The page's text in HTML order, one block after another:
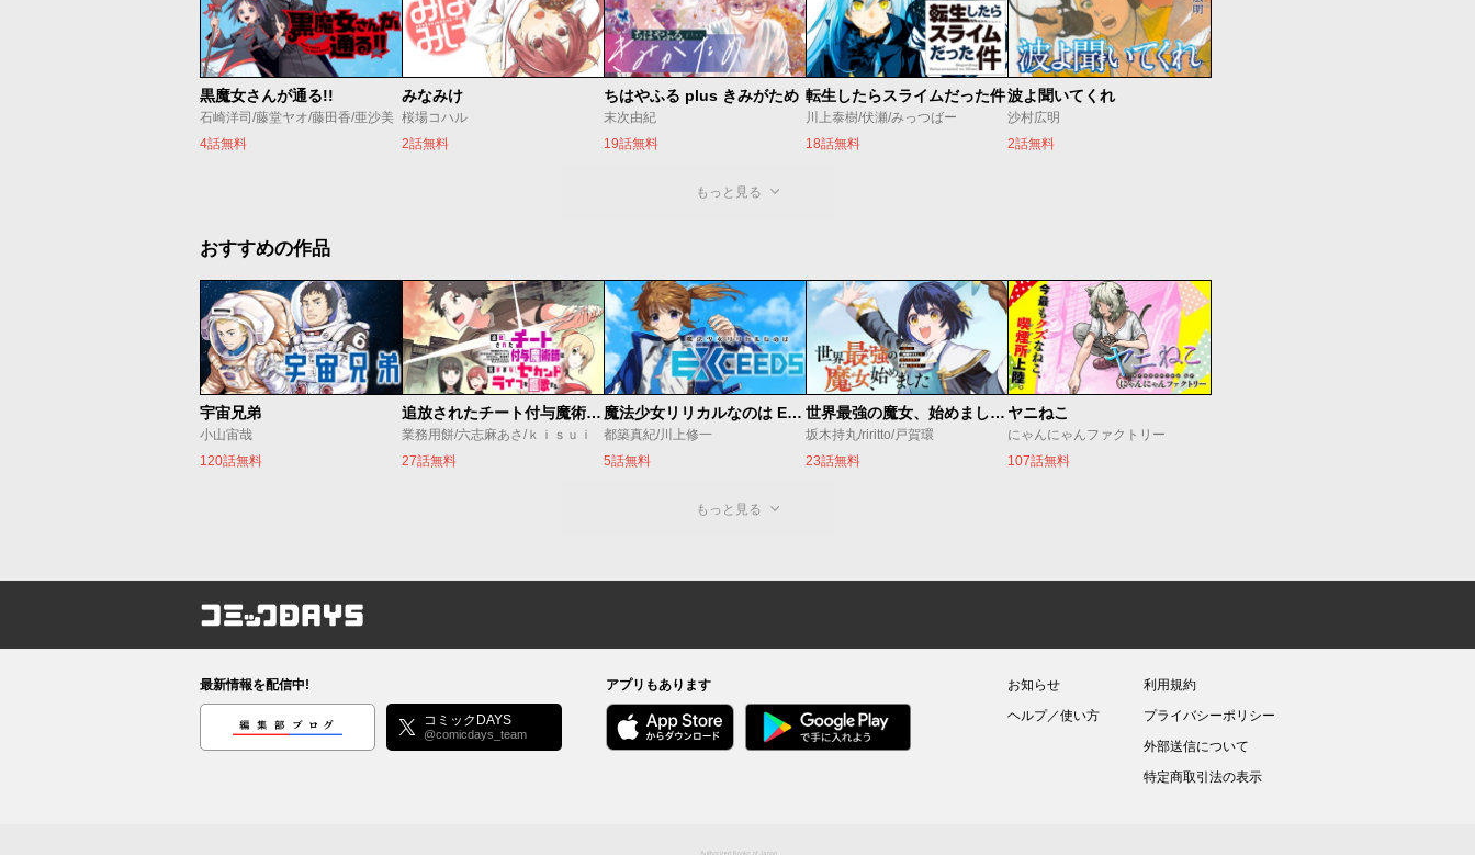
黒魔女さんが通る!!
石崎洋司/藤堂ヤオ/藤田香/亜沙美
4話無料
みなみけ
桜場コハル
2話無料
ちはやふる plus きみがため
末次由紀
19話無料
転生したらスライムだった件
川上泰樹/伏瀬/みっつばー
18話無料
波よ聞いてくれ
沙村広明
2話無料
もっと見る
おすすめの作品
宇宙兄弟
小山宙哉
120話無料
追放されたチート付与魔術師は気ままなセカンドライフを謳歌する。 ～俺は武器だけじゃなく、あらゆるものに『強化ポイント』を付与できるし、俺の意思でいつでも効果を解除できるけど、残った人たち大丈夫？～
業務用餅/六志麻あさ/ｋｉｓｕｉ
27話無料
魔法少女リリカルなのは EXCEEDS
都築真紀/川上修一
5話無料
世界最強の魔女、始めました ～私だけ『攻略サイト』を見れる世界で自由に生きます～
坂木持丸/riritto/戸賀環
23話無料
ヤニねこ
にゃんにゃんファクトリー
107話無料
もっと見る
コミックDAYS
最新情報を配信中!
編集部ブログ コミックDAYS
@comicdays_team
アプリもあります
お知らせ
ヘルプ／使い方
利用規約
プライバシーポリシー
外部送信について
特定商取引法の表示